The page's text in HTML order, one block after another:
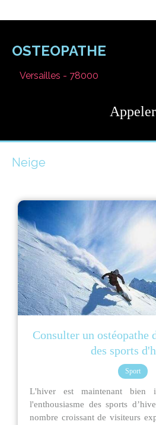
OSTEOPATHE
Versailles - 78000
Appeler
Neige
Consulter un ostéopathe
des sports
Sport
L'hiver est maintenant bien
l'enthousiasme des sports
nombre croissant de visiteurs